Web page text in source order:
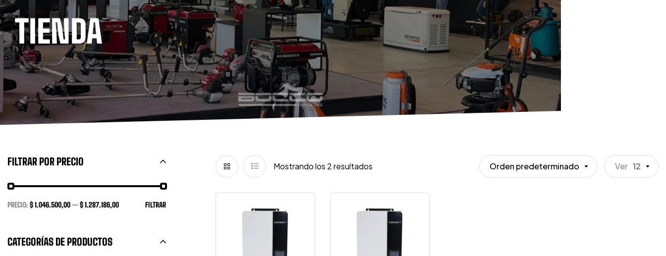
TIENDA
Mostrando los 2 resultados Orden predeterminado Ver 12
FILTRAR POR PRECIO
FILTRAR
PRECIO:$ 1.046.500,00—$ 1.287.186,00
CATEGORÍAS DE PRODUCTOS